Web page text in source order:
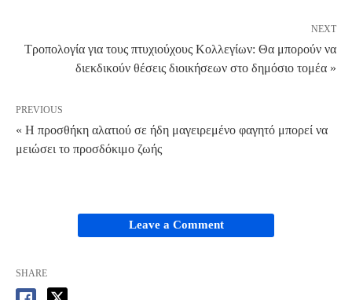
NEXT
Τροπολογία για τους πτυχιούχους Κολλεγίων: Θα μπορούν να
διεκδικούν θέσεις διοικήσεων στο δημόσιο τομέα »
PREVIOUS
« Η προσθήκη αλατιού σε ήδη μαγειρεμένο φαγητό μπορεί να
μειώσει το προσδόκιμο ζωής
Leave a Comment
SHARE